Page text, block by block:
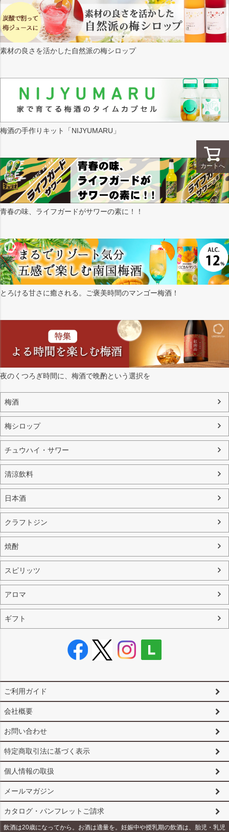
カートへ
素材の良さを活かした自然派の梅シロップ
梅酒の手作りキット「NIJYUMARU」
青春の味、ライフガードがサワーの素に！！
とろける甘さに癒される。ご褒美時間のマンゴー梅酒！
夜のくつろぎ時間に、梅酒で晩酌という選択を
梅酒
梅シロップ
チュウハイ・サワー
清涼飲料
日本酒
クラフトジン
焼酎
スピリッツ
アロマ
ギフト
ご利用ガイド
会社概要
お問い合わせ
特定商取引法に基づく表示
個人情報の取扱
メールマガジン
カタログ・パンフレットご請求
飲酒は20歳になってから。お酒は適量を。妊娠中や授乳期の飲酒は、胎児・乳児